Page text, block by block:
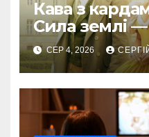
Кава з
Сила землі
СЕР 4, 2026